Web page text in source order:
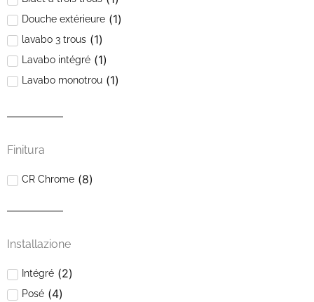
Douche extérieure (1)
lavabo 3 trous (1)
Lavabo intégré (1)
Lavabo monotrou (1)
Robinet intégré
Finitura
CR Chrome (8)
Installazione
Intégré (2)
Posé (4)